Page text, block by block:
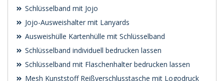
Schlüsselband mit Jojo
Jojo-Ausweishalter mit Lanyards
Ausweishülle Kartenhülle mit Schlüsselband
Schlüsselband individuell bedrucken lassen
Schlüsselband mit Flaschenhalter bedrucken lassen
Mesh Kunststoff Reißverschlusstasche mit Logodruck